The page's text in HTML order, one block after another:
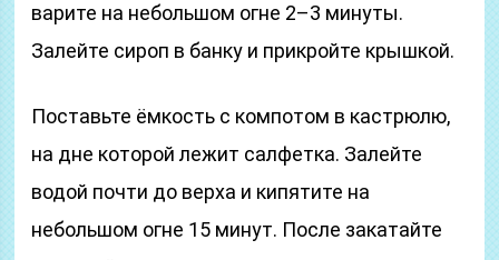
варите на небольшом огне 2–3 минуты.
Залейте сироп в банку и прикройте крышкой.
Поставьте ёмкость с компотом в кастрюлю,
на дне которой лежит салфетка. Залейте
водой почти до верха и кипятите на
небольшом огне 15 минут. После закатайте